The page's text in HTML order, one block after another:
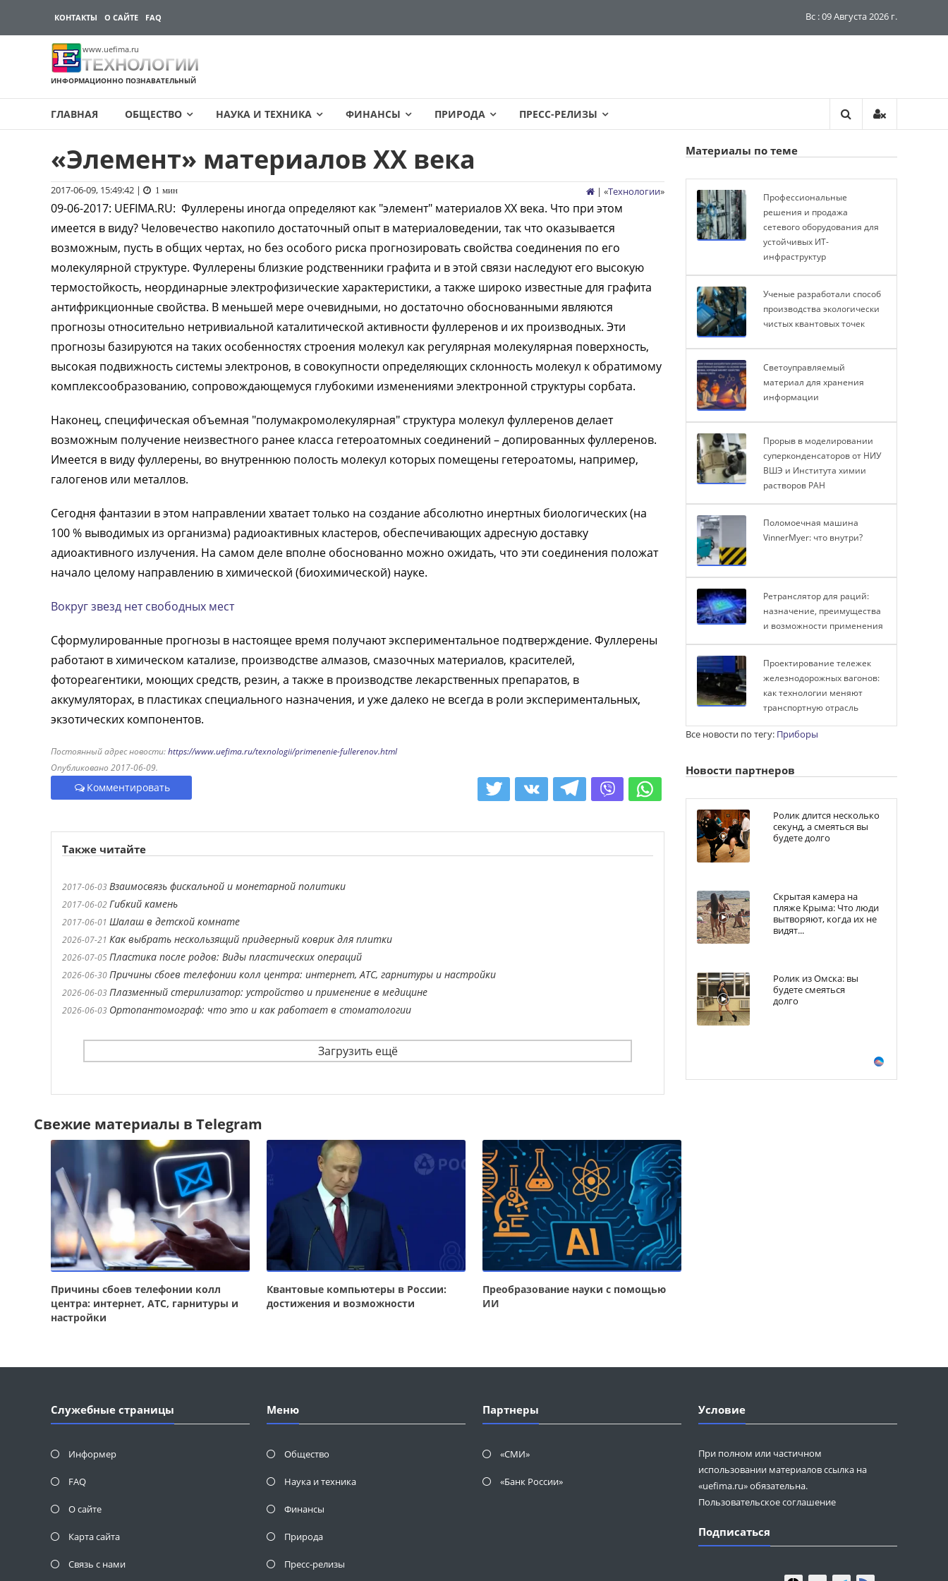
КОНТАКТЫ О САЙТЕ FAQ Вс : 09 Августа 2026 г.
www.uefima.ru
ТЕХНОЛОГИИ
ИНФОРМАЦИОННО ПОЗНАВАТЕЛЬНЫЙ
ГЛАВНАЯ ОБЩЕСТВО НАУКА И ТЕХНИКА ФИНАНСЫ ПРИРОДА ПРЕСС-РЕЛИЗЫ
содержимому
«Элемент» материалов XX века
2017-06-09, 15:49:42 | 1 мин | «Технологии»
09-06-2017: UEFIMA.RU: Фуллерены иногда определяют как "элемент" материалов XX века. Что при этом
имеется в виду? Человечество накопило достаточный опыт в материаловедении, так что оказывается
возможным, пусть в общих чертах, но без особого риска прогнозировать свойства соединения по его
молекулярной структуре. Фуллерены близкие родственники графита и в этой связи наследуют его высокую
термостойкость, неординарные электрофизические характеристики, а также широко известные для графита
антифрикционные свойства. В меньшей мере очевидными, но достаточно обоснованными являются
прогнозы относительно нетривиальной каталитической активности фуллеренов и их производных. Эти
прогнозы базируются на таких особенностях строения молекул как регулярная молекулярная поверхность,
высокая подвижность системы электронов, в совокупности определяющих склонность молекул к обратимому
комплексообразованию, сопровождающемуся глубокими изменениями электронной структуры сорбата.
Наконец, специфическая объемная "полумакромолекулярная" структура молекул фуллеренов делает
возможным получение неизвестного ранее класса гетероатомных соединений – допированных фуллеренов.
Имеется в виду фуллерены, во внутреннюю полость молекул которых помещены гетероатомы, например,
галогенов или металлов.
Сегодня фантазии в этом направлении хватает только на создание абсолютно инертных биологических (на
100 % выводимых из организма) радиоактивных кластеров, обеспечивающих адресную доставку
адиоактивного излучения. На самом деле вполне обоснованно можно ожидать, что эти соединения положат
начало целому направлению в химической (биохимической) науке.
Вокруг звезд нет свободных мест
Сформулированные прогнозы в настоящее время получают экспериментальное подтверждение. Фуллерены
работают в химическом катализе, производстве алмазов, смазочных материалов, красителей,
фотореагентики, моющих средств, резин, а также в производстве лекарственных препаратов, в
аккумуляторах, в пластиках специального назначения, и уже далеко не всегда в роли экспериментальных,
экзотических компонентов.
Постоянный адрес новости:https://www.uefima.ru/texnologii/primenenie-fullerenov.html
Опубликовано 2017-06-09.
Комментировать
Также читайте
2017-06-03Взаимосвязь фискальной и монетарной политики
2017-06-02Гибкий камень
2017-06-01 Шалаш в детской комнате
2026-07-21 Как выбрать нескользящий придверный коврик для плитки
2026-07-05Пластика после родов: Виды пластических операций
2026-06-30Причины сбоев телефонии колл центра: интернет, АТС, гарнитуры и настройки
2026-06-03Плазменный стерилизатор: устройство и применение в медицине
2026-06-03 Ортопантомограф: что это и как работает в стоматологии
Загрузить ещё
Свежие материалы в Telegram
Причины сбоев телефонии колл
центра: интернет, АТС, гарнитуры и
настройки
Квантовые компьютеры в России:
достижения и возможности
Преобразование науки с помощью
ИИ
Материалы по теме
Профессиональные
решения и продажа
сетевого оборудования для
устойчивых ИТ-
инфраструктур
Ученые разработали способ
производства экологически
чистых квантовых точек
Светоуправляемый
материал для хранения
информации
Прорыв в моделировании
суперконденсаторов от НИУ
ВШЭ и Института химии
растворов РАН
Поломоечная машина
VinnerMyer: что внутри?
Ретранслятор для раций:
назначение, преимущества
и возможности применения
Проектирование тележек
железнодорожных вагонов:
как технологии меняют
транспортную отрасль
Все новости по тегу: Приборы
Новости партнеров
Ролик длится несколько
секунд, а смеяться вы
будете долго
Скрытая камера на
пляже Крыма: Что люди
вытворяют, когда их не
видят...
Ролик из Омска: вы
будете смеяться
долго
Служебные страницы
Информер
FAQ
О сайте
Карта сайта
Связь с нами
Меню
Общество
Наука и техника
Финансы
Природа
Пресс-релизы
Партнеры
«СМИ»
«Банк России»
Условие
При полном или частичном
использовании материалов ссылка на
«uefima.ru» обязательна.
Пользовательское соглашение
Подписаться